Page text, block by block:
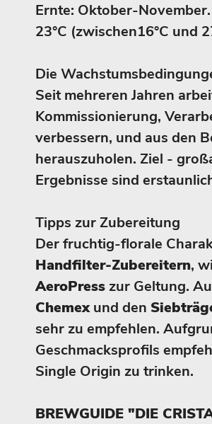
Ernte: Oktober-
23°C (zwischen16°C und
Die
Seit mehreren Jahren
Kommissionierung,
verbessern, und aus den
herauszuholen. Ziel -
Ergebnisse sind
Tipps zur Zubereitung
Der fruchtig-florale
Handfilter-Zubereitern,
AeroPress zur Geltung.
Chemexund den
sehr zu empfehlen.
Geschmacksprofils
Single Origin zu trinken.
BREWGUIDE "DIE